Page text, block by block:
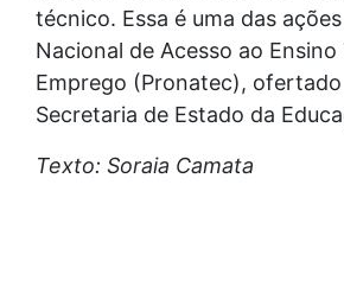
técnico. Essa é uma das
Nacional de Acesso ao
Emprego (Pronatec), ofertado
Secretaria de Estado da
Texto: Soraia Camata